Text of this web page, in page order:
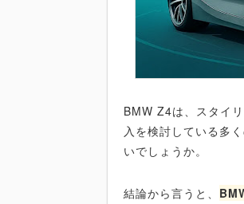
BMW Z4は、スタイ
入を検討している多
いでしょうか。
結論から言うと、